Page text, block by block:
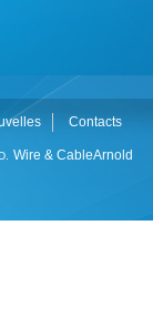
Contacts
Wire & CableArnold